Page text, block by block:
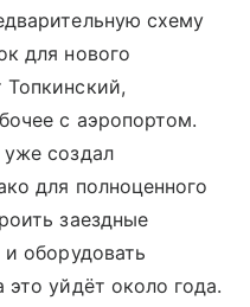
схему
для нового
с аэропортом.
создал
для полноценного
заездные
оборудовать
уйдёт около года.